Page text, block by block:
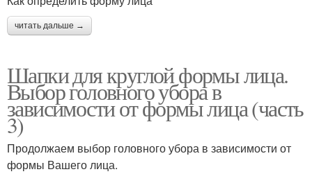
читать дальше →
Шапки для круглой формы лица.
Выбор головного убора в
зависимости от формы лица (часть
3)
Продолжаем выбор головного убора в зависимости от
формы Вашего лица.